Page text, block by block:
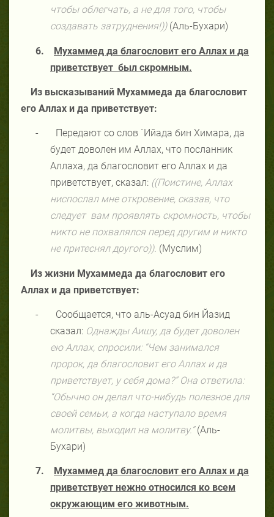
чтобы облегчать, а не для того, чтобы
создавать затруднения!))(Аль-Бухари)
6.
Мухаммед да благословит его Аллах и да
приветствует был скромным.
Из высказываний Мухаммеда да благословит
его Аллах и да приветствует:
-
Передают со слов `Ийада бин Химара, да
будет доволен им Аллах, что посланник
Аллаха, да благословит его Аллах и да
приветствует, сказал: ((Поистине, Аллах
ниспослал мне откровение, сказав, что
следует вам проявлять скромность, чтобы
никто не похвалялся перед другим и никто
не притеснял другого)). (Муслим)
Из жизни Мухаммеда да благословит его
Аллах и да приветствует:
-
Сообщается, что аль-Асуад бин Йазид
сказал: Однажды Аишу, да будет доволен
ею Аллах, спросили: “Чем занимался
пророк, да благословит его Аллах и да
приветствует, у себя дома?” Она ответила:
“Обычно он делал что-нибудь полезное для
своей семьи, а когда наступало время
молитвы, выходил на молитву.”(Аль-
Бухари)
7.
Мухаммед да благословит его Аллах и да
приветствует нежно относился ко всем
окружающим его животным.